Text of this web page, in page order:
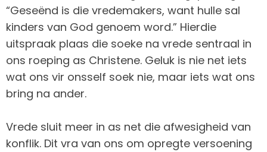
“Geseënd is die vredemakers, want hulle sal
kinders van God genoem word.” Hierdie
uitspraak plaas die soeke na vrede sentraal in
ons roeping as Christene. Geluk is nie net iets
wat ons vir onsself soek nie, maar iets wat ons
bring na ander.
Vrede sluit meer in as net die afwesigheid van
konflik. Dit vra van ons om opregte versoening